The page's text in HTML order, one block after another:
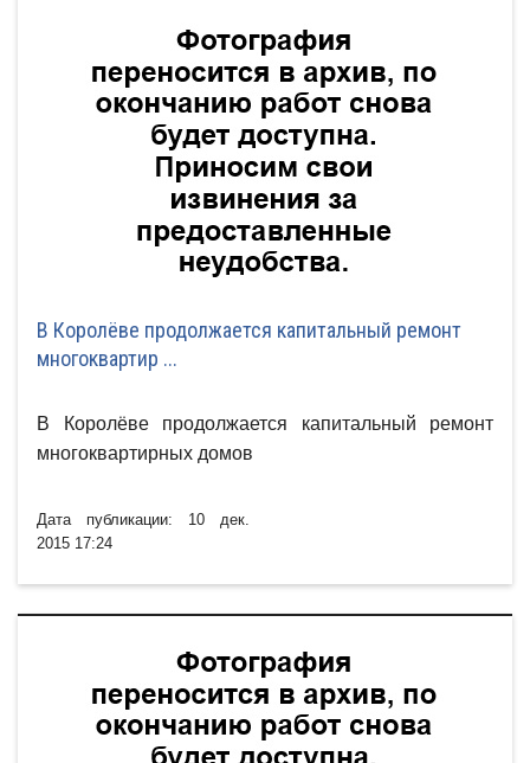
В Королёве продолжается капитальный ремонт
многоквартир ...
В Королёве продолжается капитальный ремонт
многоквартирных домов
Дата публикации: 10 дек.
2015 17:24